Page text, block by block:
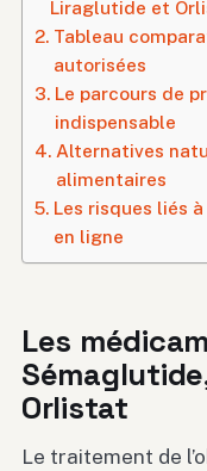
Liraglutide et
Tableau
autorisées
Le parcours de
indispensable
Alternatives
alimentaires
Les risques liés
en ligne
Les
Orlistat
Le traitement de